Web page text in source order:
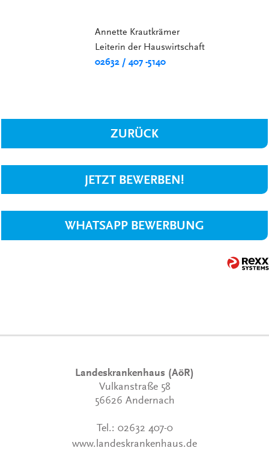
Annette Krautkrämer
Leiterin der Hauswirtschaft
02632 / 407 -5140
ZURÜCK
JETZT BEWERBEN!
WHATSAPP BEWERBUNG
Landeskrankenhaus (AöR)
Vulkanstraße 58
56626 Andernach
Tel.: 02632 407-0
www.landeskrankenhaus.de